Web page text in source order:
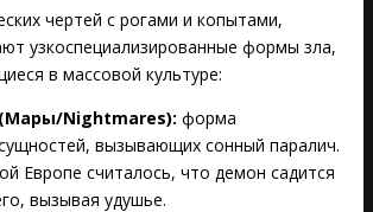
чертей с рогами и копытами,
узкоспециализированные формы зла,
в массовой культуре:
Nightmares): форма
вызывающих сонный паралич.
Европе считалось, что демон садится
вызывая удушье.